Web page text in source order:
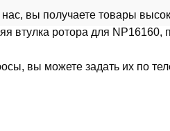
вы получаете товары
втулка ротора для NP16160,
вы можете задать их по